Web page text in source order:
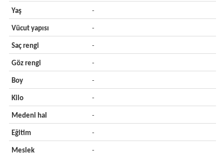
Yaş -
Vücut yapısı -
Saç rengi -
Göz rengi -
Boy -
Kilo -
Medeni hal -
Eğitim -
Meslek -